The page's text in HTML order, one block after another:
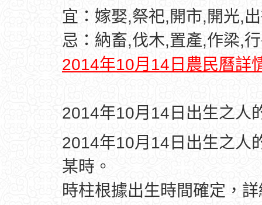
宜：嫁娶,祭祀,開市,開光,
忌：納畜,伐木,置產,作梁,
2014年10月14日農民曆詳
2014年10月14日出生之人
2014年10月14日出生之人
某時。
時柱根據出生時間確定，